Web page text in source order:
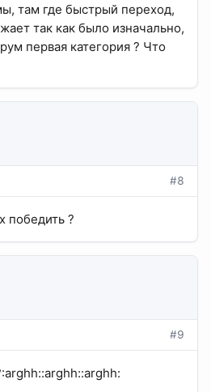
там где быстрый переход,
так как было изначально,
первая категория ? Что
#8
победить ?
#9